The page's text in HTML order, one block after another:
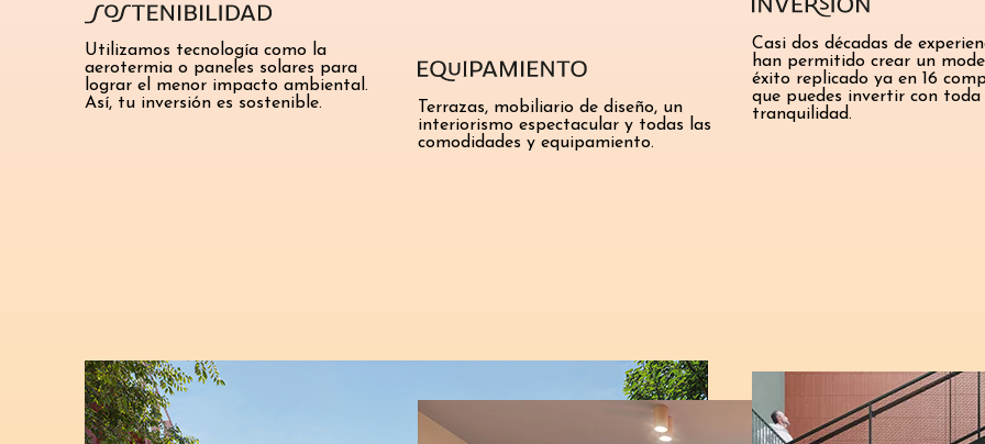
Utilizamos tecnología como la
aerotermia o paneles solares para
lograr el menor impacto ambiental.
Así, tu inversión es sostenible.
Terrazas, mobiliario de diseño, un
interiorismo espectacular y todas las
comodidades y equipamiento.
Casi dos décadas de
han permitido crear un
éxito replicado ya en 16
que puedes invertir con toda
tranquilidad.